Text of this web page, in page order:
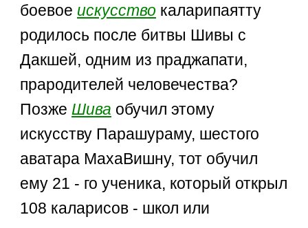
боевое искусство каларипаятту
родилось после битвы Шивы с
Дакшей, одним из праджапати,
прародителей человечества?
Позже Шива обучил этому
искусству Парашураму, шестого
аватара МахаВишну, тот обучил
ему 21 - го ученика, который открыл
108 каларисов - школ или